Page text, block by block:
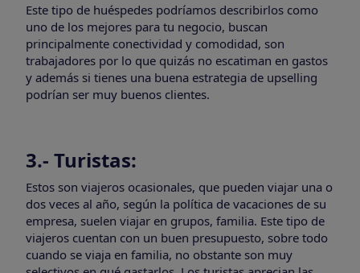
Este tipo de huéspedes podríamos describirlos como
uno de los mejores para tu negocio, buscan
principalmente conectividad y comodidad, son
trabajadores por lo que quizás no escatiman en gastos
y además si tienes una buena estrategia de upselling
podrían ser muy buenos clientes.
3.- Turistas:
Estos son viajeros ocasionales, que pueden viajar una o
dos veces al año, según la política de vacaciones de su
empresa, suelen viajar en grupos, familia. Este tipo de
viajeros cuentan con un buen presupuesto, sobre todo
cuando se viaja en familia, no obstante son muy